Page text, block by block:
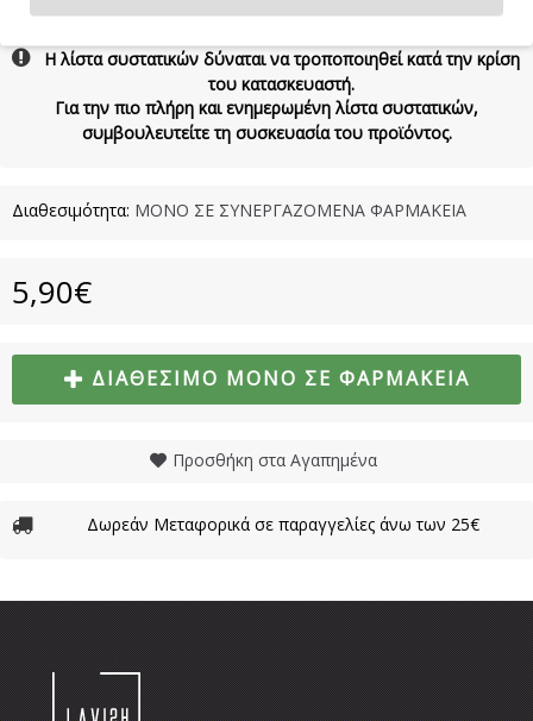
Η λίστα συστατικών δύναται να τροποποιηθεί κατά την κρίση
του κατασκευαστή.
Για την πιο πλήρη και ενημερωμένη λίστα συστατικών,
συμβουλευτείτε τη συσκευασία του προϊόντος.
Διαθεσιμότητα: ΜΟΝΟ ΣΕ ΣΥΝΕΡΓΑΖΟΜΕΝΑ ΦΑΡΜΑΚΕΙΑ
5,90€
ΔΙΑΘΈΣΙΜΟ ΜΌΝΟ ΣΕ ΦΑΡΜΑΚΕΊΑ
Προσθήκη στα Αγαπημένα
Δωρεάν Μεταφορικά σε παραγγελίες άνω των 25€